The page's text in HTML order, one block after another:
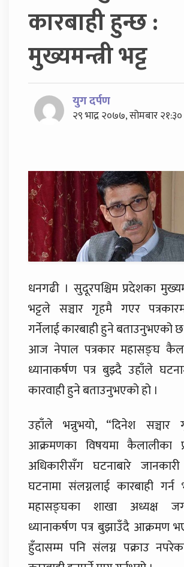
कारबाही हुन्छ :
मुख्यमन्त्री भट्ट
युग दर्पण
२९ भाद्र २०७७, सोमबार २१:३०
धनगढी । सुदूरपश्चिम प्रदेशका
भट्टले सञ्चार गृहमै गएर
गर्नेलाई कारबाही हुने बताउनुभएको
आज नेपाल पत्रकार महासङ्घ
ध्यानाकर्षण पत्र बुझ्दै उहाँले
कारवाही हुने बताउनुभएको हो ।
उहाँले भन्नुभयो, “दिनेश सञ्चार
आक्रमणका विषयमा कैलालीका
अधिकारीसँग घटनाबारे
घटनामा संलग्नलाई कारबाही
महासङ्घका शाखा अध्यक्ष
ध्यानाकर्षण पत्र बुझाउँदै आक्रमण
हुँदासम्म पनि संलग्न पक्राउ